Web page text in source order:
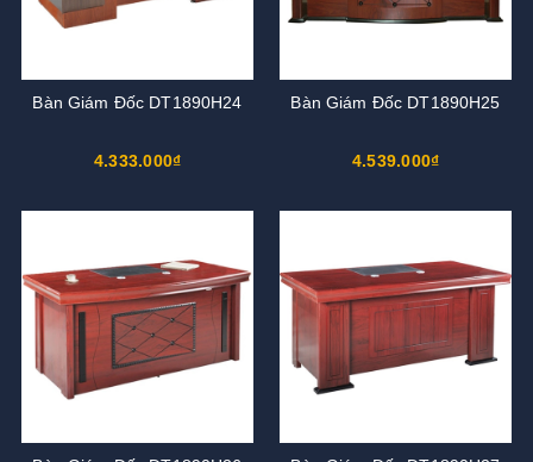
Bàn Giám Đốc DT1890H24
4.333.000₫
Bàn Giám Đốc DT1890H25
4.539.000₫